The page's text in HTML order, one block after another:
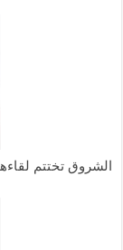
الشروق تختتم